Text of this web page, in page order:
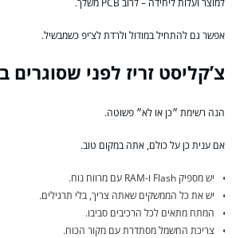
אפשר גם להתחיל במודול ולרדת לצ’יפ כשמבשיל.
צ’קליסט זריז לפני שסוגרים
הנה רשימת ״כן או לא״ פשוטה.
אם ענית כן על כולם, אתה במקום טוב.
יש מספיק Flash ו-RAM עם מרווח נוח.
יש את כל הממשקים שאתה צריך, בלי תרגילים.
המתח מתאים לכל הרכיבים סביבו.
צריכת החשמל מסתדרת עם מקור הכוח.